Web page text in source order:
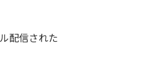
配信された